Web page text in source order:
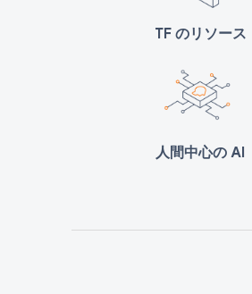
TF のリソース
人間中心の AI